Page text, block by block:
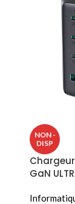
NON -
DISP
Chargeur
GaN